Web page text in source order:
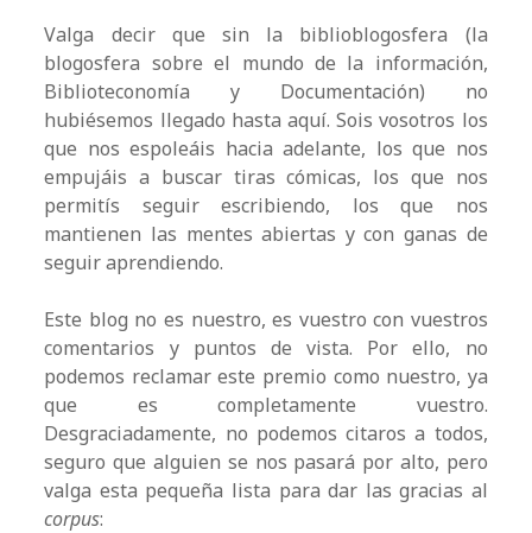
Valga decir que sin la biblioblogosfera (la
blogosfera sobre el mundo de la información,
Biblioteconomía y Documentación) no
hubiésemos llegado hasta aquí. Sois vosotros los
que nos espoleáis hacia adelante, los que nos
empujáis a buscar tiras cómicas, los que nos
permitís seguir escribiendo, los que nos
mantienen las mentes abiertas y con ganas de
seguir aprendiendo.
Este blog no es nuestro, es vuestro con vuestros
comentarios y puntos de vista. Por ello, no
podemos reclamar este premio como nuestro, ya
que es completamente vuestro.
Desgraciadamente, no podemos citaros a todos,
seguro que alguien se nos pasará por alto, pero
valga esta pequeña lista para dar las gracias al
corpus: